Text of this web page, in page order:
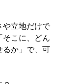
や立地だけで
こに、どん
るか」で、可